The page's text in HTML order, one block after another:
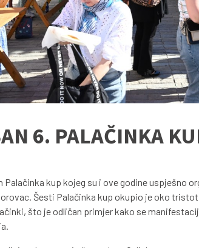
6. PALAČINKA
Palačinka kup kojeg su i ove godine uspješno
Šesti Palačinka kup okupio je oko
što je odličan primjer kako se